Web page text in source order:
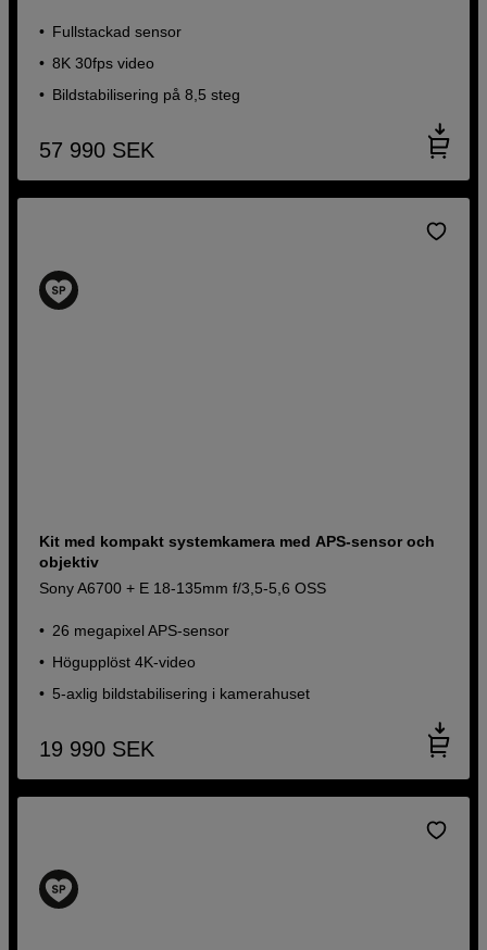
Fullstackad sensor
8K 30fps video
Bildstabilisering på 8,5 steg
57 990 SEK
Kit med kompakt systemkamera med APS-sensor och
objektiv
Sony A6700 + E 18-135mm f/3,5-5,6 OSS
26 megapixel APS-sensor
Högupplöst 4K-video
5-axlig bildstabilisering i kamerahuset
19 990 SEK